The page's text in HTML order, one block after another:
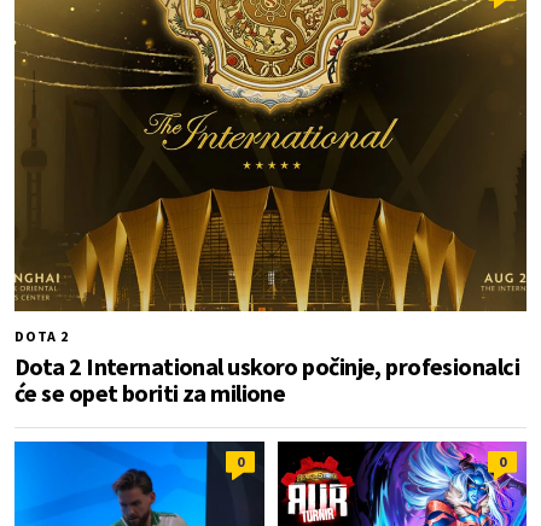
DOTA 2
Dota 2 International uskoro počinje, profesionalci
će se opet boriti za milione
0 0